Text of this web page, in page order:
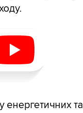
енергетичних та